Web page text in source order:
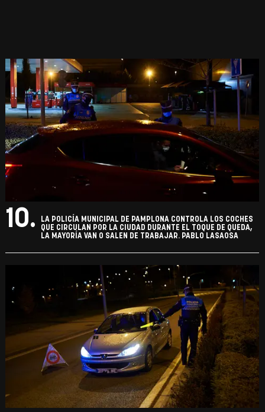
10.
LA POLICÍA MUNICIPAL DE PAMPLONA CONTROLA LOS COCHES
QUE CIRCULAN POR LA CIUDAD DURANTE EL TOQUE DE QUEDA,
LA MAYORÍA VAN O SALEN DE TRABAJAR. PABLO LASAOSA